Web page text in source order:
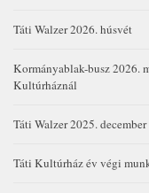
Táti Walzer 2026. húsvét
Kormányablak-busz 2026.
Kultúrháznál
Táti Walzer 2025. december
Táti Kultúrház év végi